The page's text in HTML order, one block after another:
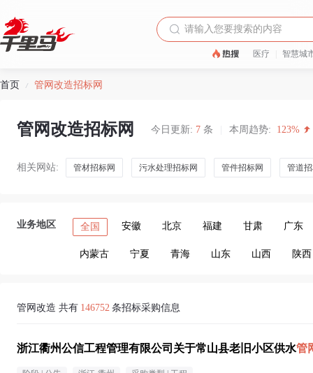
医疗 智慧城
首页 / 管网改造招标网
管网改造招标网 今日更新: 7 条 本周趋势: 123%
相关网站: 管材招标网 污水处理招标网 管件招标网 管道
业务地区 全国 安徽 北京 福建 甘肃 广东
内蒙古 宁夏 青海 山东 山西 陕西
管网改造 共有 146752 条招标采购信息
浙江衢州公信工程管理有限公司关于常山县老旧小区供水管